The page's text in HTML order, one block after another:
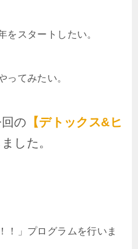
をスタートしたい。
ってみたい。
の 【デトックス&ヒ
した。
！」プログラムを行いま